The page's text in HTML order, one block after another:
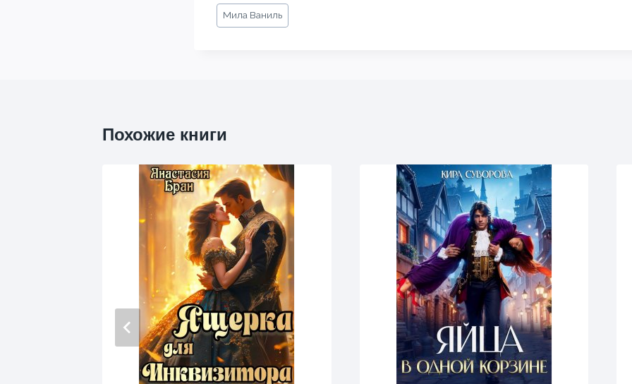
Метки
записи:
Мила Ваниль
Похожие книги